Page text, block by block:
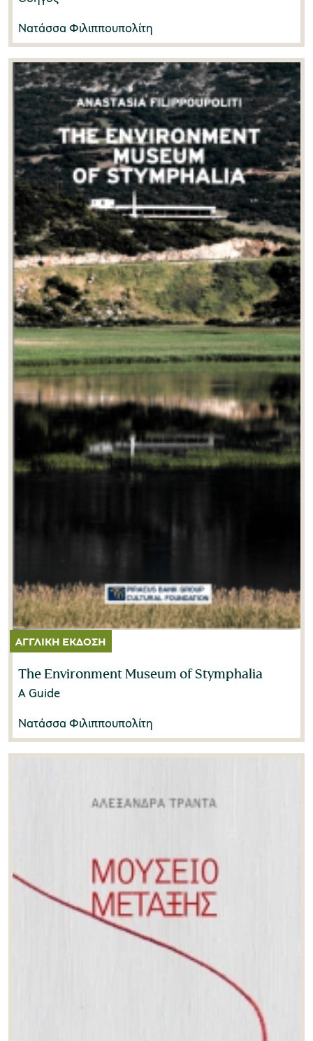
Νατάσσα Φιλιππουπολίτη
The Environment Museum of Stymphalia
A Guide
Νατάσσα Φιλιππουπολίτη